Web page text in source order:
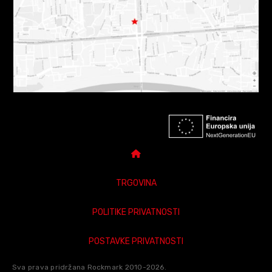
TRGOVINA
POLITIKE PRIVATNOSTI
POSTAVKE PRIVATNOSTI
Sva prava pridržana Rockmark 2010-2026.